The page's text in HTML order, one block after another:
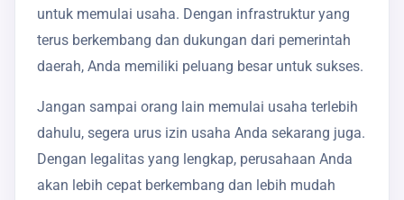
untuk memulai usaha. Dengan infrastruktur yang
terus berkembang dan dukungan dari pemerintah
daerah, Anda memiliki peluang besar untuk sukses.
Jangan sampai orang lain memulai usaha terlebih
dahulu, segera urus izin usaha Anda sekarang juga.
Dengan legalitas yang lengkap, perusahaan Anda
akan lebih cepat berkembang dan lebih mudah